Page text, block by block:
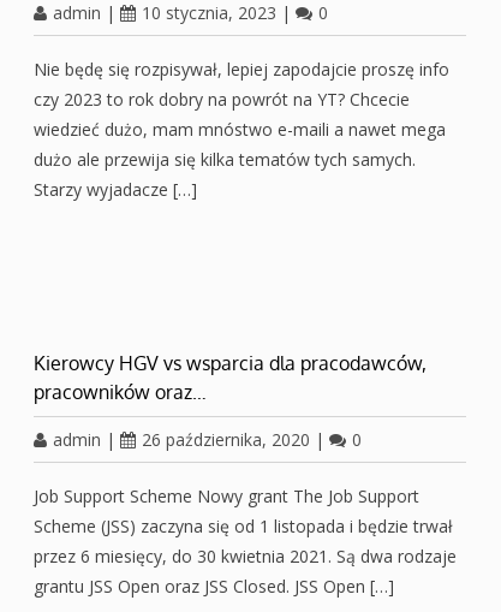
admin | 10 stycznia, 2023 | 0
Nie będę się rozpisywał, lepiej zapodajcie proszę info
czy 2023 to rok dobry na powrót na YT? Chcecie
wiedzieć dużo, mam mnóstwo e-maili a nawet mega
dużo ale przewija się kilka tematów tych samych.
Starzy wyjadacze […]
Kierowcy HGV vs wsparcia dla pracodawców,
pracowników oraz…
admin | 26 października, 2020 | 0
Job Support Scheme Nowy grant The Job Support
Scheme (JSS) zaczyna się od 1 listopada i będzie trwał
przez 6 miesięcy, do 30 kwietnia 2021. Są dwa rodzaje
grantu JSS Open oraz JSS Closed. JSS Open […]